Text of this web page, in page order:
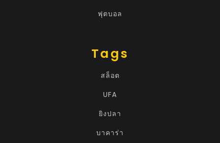
ฟุตบอล
Tags
สล็อต
UFA
ยิงปลา
บาคาร่า